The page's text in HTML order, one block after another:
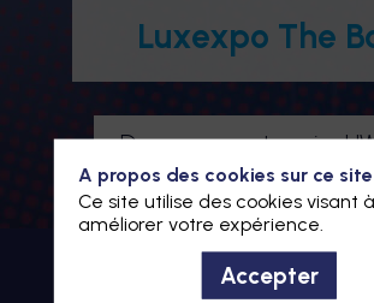
Luxexpo The
Devenez partenaire
Je m'inscris à HWL26
A propos des cookies sur ce site
Ce site utilise des cookies visant à
améliorer votre expérience.
Accepter